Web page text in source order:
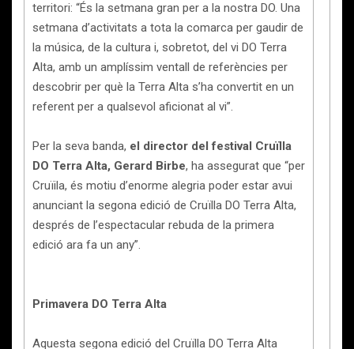
territori: “És la setmana gran per a la nostra DO. Una
setmana d’activitats a tota la comarca per gaudir de
la música, de la cultura i, sobretot, del vi DO Terra
Alta, amb un amplíssim ventall de referències per
descobrir per què la Terra Alta s’ha convertit en un
referent per a qualsevol aficionat al vi”.
Per la seva banda, el director del festival Cruïlla
DO Terra Alta, Gerard Birbe, ha assegurat que “per
Cruïila, és motiu d’enorme alegria poder estar avui
anunciant la segona edició de Cruïlla DO Terra Alta,
després de l’espectacular rebuda de la primera
edició ara fa un any”.
Primavera DO Terra Alta
Aquesta segona edició del Cruïlla DO Terra Alta